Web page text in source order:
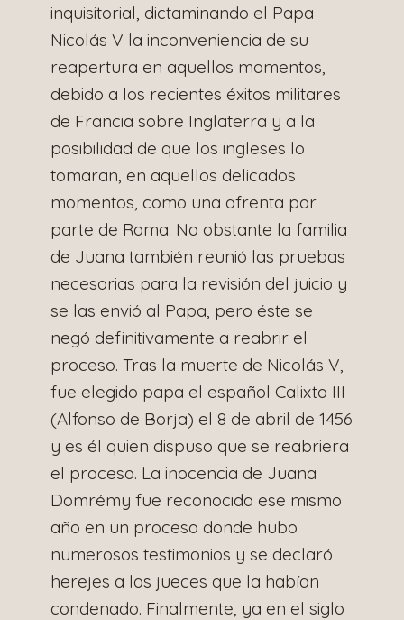
inquisitorial, dictaminando el Papa
Nicolás V la inconveniencia de su
reapertura en aquellos momentos,
debido a los recientes éxitos militares
de Francia sobre Inglaterra y a la
posibilidad de que los ingleses lo
tomaran, en aquellos delicados
momentos, como una afrenta por
parte de Roma. No obstante la familia
de Juana también reunió las pruebas
necesarias para la revisión del juicio y
se las envió al Papa, pero éste se
negó definitivamente a reabrir el
proceso. Tras la muerte de Nicolás V,
fue elegido papa el español Calixto III
(Alfonso de Borja) el 8 de abril de 1456
y es él quien dispuso que se reabriera
el proceso. La inocencia de Juana
Domrémy fue reconocida ese mismo
año en un proceso donde hubo
numerosos testimonios y se declaró
herejes a los jueces que la habían
condenado. Finalmente, ya en el siglo